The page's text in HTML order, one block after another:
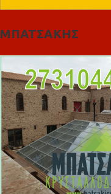
ΜΠΑΤΣΑΚΗΣ